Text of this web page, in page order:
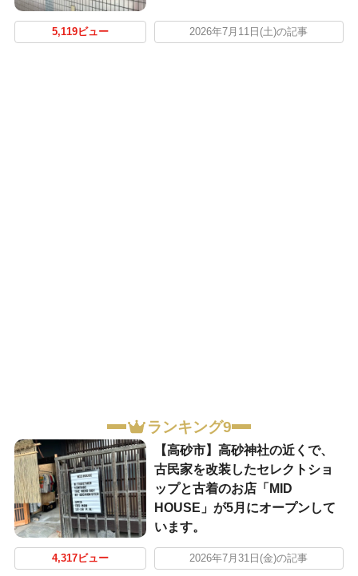
5,119ビュー 2026年7月11日(土)の記事
ランキング9
【高砂市】高砂神社の近くで、
古民家を改装したセレクトショ
ップと古着のお店「MID
HOUSE」が5月にオープンして
います。
4,317ビュー 2026年7月31日(金)の記事